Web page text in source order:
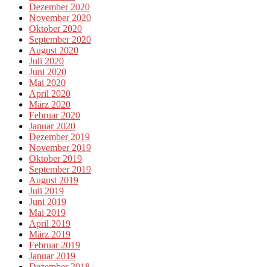
Dezember 2020
November 2020
Oktober 2020
September 2020
August 2020
Juli 2020
Juni 2020
Mai 2020
April 2020
März 2020
Februar 2020
Januar 2020
Dezember 2019
November 2019
Oktober 2019
September 2019
August 2019
Juli 2019
Juni 2019
Mai 2019
April 2019
März 2019
Februar 2019
Januar 2019